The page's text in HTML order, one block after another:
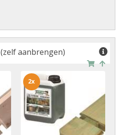
(zelf aanbrengen)
2x